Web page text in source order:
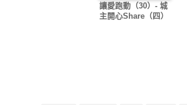
讓愛跑動（30）- 城
主開心Share（四）